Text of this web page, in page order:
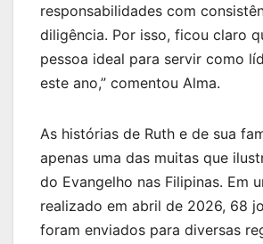
responsabilidades com
diligência. Por isso, ficou claro
pessoa ideal para servir como
este ano,” comentou Alma.
As histórias de Ruth e de sua
apenas uma das muitas que
do Evangelho nas Filipinas. Em
realizado em abril de 2026, 68
foram enviados para diversas